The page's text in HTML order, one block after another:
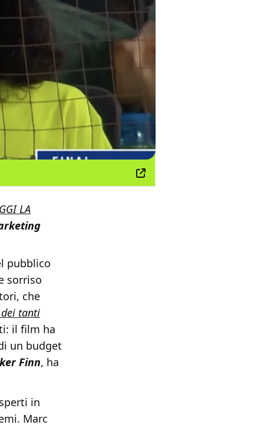
LA
pubblico
sorriso
che
tanti
il film ha
un budget
Finn, ha
in
Marc